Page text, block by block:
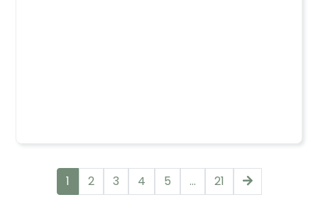
1 2 3 4 5 ... 21